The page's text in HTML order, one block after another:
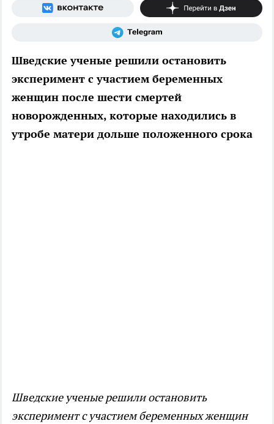
Шведские ученые решили остановить
эксперимент с участием беременных
женщин после шести смертей
новорожденных, которые находились в
утробе матери дольше положенного срока
Шведские ученые решили остановить
эксперимент с участием беременных женщин